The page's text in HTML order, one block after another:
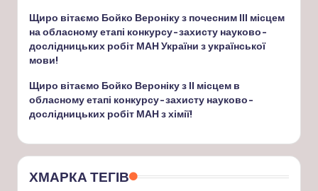
Щиро вітаємо Бойко Вероніку з почесним ІІІ місцем
на обласному етапі конкурсу-захисту науково-
дослідницьких робіт МАН України з української
мови!
Щиро вітаємо Бойко Вероніку з ІІ місцем в
обласному етапі конкурсу-захисту науково-
дослідницьких робіт МАН з хімії!
ХМАРКА ТЕГІВ